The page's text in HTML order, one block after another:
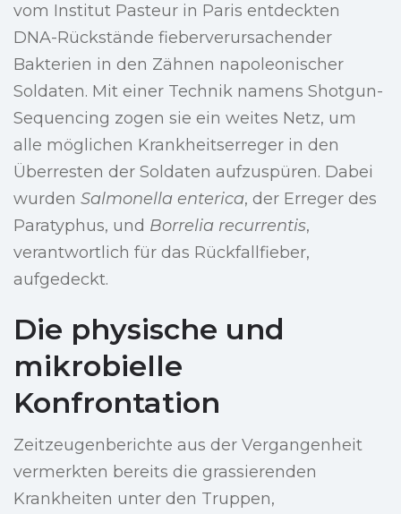
vom Institut Pasteur in Paris entdeckten
DNA-Rückstände fieberverursachender
Bakterien in den Zähnen napoleonischer
Soldaten. Mit einer Technik namens Shotgun-
Sequencing zogen sie ein weites Netz, um
alle möglichen Krankheitserreger in den
Überresten der Soldaten aufzuspüren. Dabei
wurden Salmonella enterica, der Erreger des
Paratyphus, und Borrelia recurrentis,
verantwortlich für das Rückfallfieber,
aufgedeckt.
Die physische und
mikrobielle
Konfrontation
Zeitzeugenberichte aus der Vergangenheit
vermerkten bereits die grassierenden
Krankheiten unter den Truppen,